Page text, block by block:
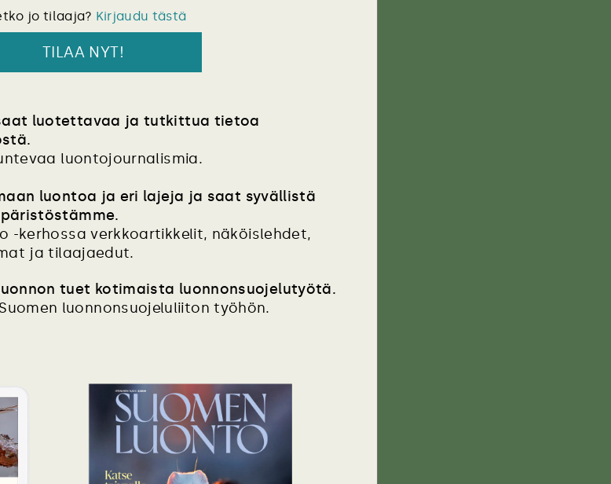
jo tilaaja? Kirjaudu tästä
TILAA NYT!
luotettavaa ja tutkittua tietoa
luontojournalismia.
luontoa ja eri lajeja ja saat syvällistä
-kerhossa verkkoartikkelit, näköislehdet,
ja tilaajaedut.
tuet kotimaista luonnonsuojelutyötä.
luonnonsuojeluliiton työhön.